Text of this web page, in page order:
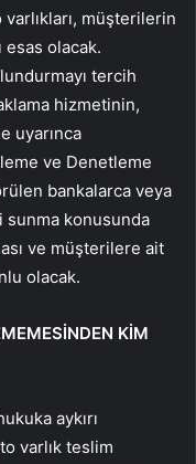
müşterilerin
esas olacak.
tercih
hizmetinin,
uyarınca
ve Denetleme
bankalarca veya
sunma konusunda
ve müşterilere ait
olacak.
KİM
aykırı
varlık teslim